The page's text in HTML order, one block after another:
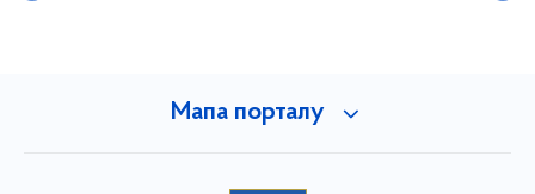
Мапа порталу